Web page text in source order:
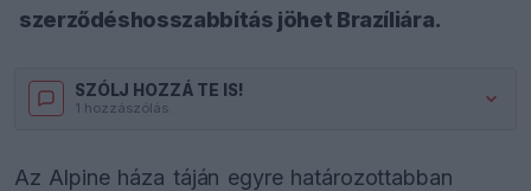
szerződéshosszabbítás jöhet Brazíliára.
SZÓLJ HOZZÁ TE IS!
1 hozzászólás.
Az Alpine háza táján egyre határozottabban